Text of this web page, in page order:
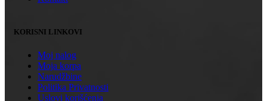
KORISNI LINKOVI
Moj nalog
Moja korpa
Narudžbine
Politika Privatnosti
Uslovi korišćenja